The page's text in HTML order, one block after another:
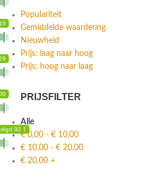
92.1
Populariteit
Gemiddelde waardering
Nieuwheid
Prijs: laag naar hoog
Prijs: hoog naar laag
PRIJSFILTER
Alle
€0,00 - € 10,00
€ 10,00 - € 20,00
€ 20,00 +